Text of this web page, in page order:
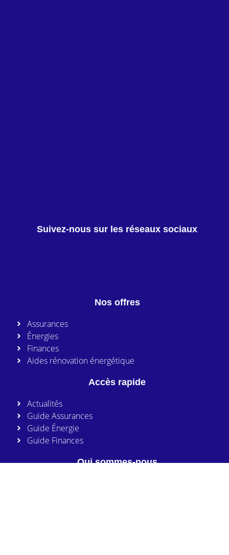
Suivez-nous sur les réseaux sociaux
Nos offres
Assurances
Énergies
Finances
Aides rénovation énergétique
Accès rapide
Actualités
Guide Assurances
Guide Énergie
Guide Finances
Qui sommes-nous